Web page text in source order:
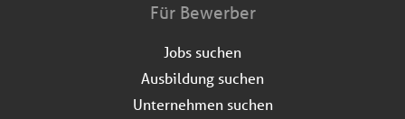
Für Bewerber
Jobs suchen
Ausbildung suchen
Unternehmen suchen